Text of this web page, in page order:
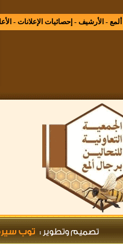
-الأرشيف-إحصائيات الإعلانات-الأعلى